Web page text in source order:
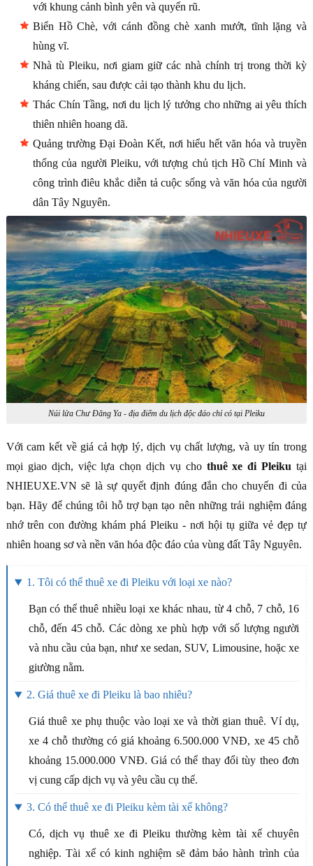
với khung cảnh bình yên và quyến rũ.
Biển Hồ Chè, với cánh đồng chè xanh mướt, tĩnh lặng và
hùng vĩ.
Nhà tù Pleiku, nơi giam giữ các nhà chính trị trong thời kỳ
kháng chiến, sau được cải tạo thành khu du lịch.
Thác Chín Tầng, nơi du lịch lý tưởng cho những ai yêu thích
thiên nhiên hoang dã.
Quảng trường Đại Đoàn Kết, nơi hiểu hết văn hóa và truyền
thống của người Pleiku, với tượng chủ tịch Hồ Chí Minh và
công trình điêu khắc diễn tả cuộc sống và văn hóa của người
dân Tây Nguyên.
Núi lửa Chư Đăng Ya - địa điểm du lịch độc đáo chỉ có tại Pleiku
Với cam kết về giá cả hợp lý, dịch vụ chất lượng, và uy tín trong
mọi giao dịch, việc lựa chọn dịch vụ cho thuê xe đi Pleiku tại
NHIEUXE.VN sẽ là sự quyết định đúng đắn cho chuyến đi của
bạn. Hãy để chúng tôi hỗ trợ bạn tạo nên những trải nghiệm đáng
nhớ trên con đường khám phá Pleiku - nơi hội tụ giữa vẻ đẹp tự
nhiên hoang sơ và nền văn hóa độc đáo của vùng đất Tây Nguyên.
1. Tôi có thể thuê xe đi Pleiku với loại xe nào?
Bạn có thể thuê nhiều loại xe khác nhau, từ 4 chỗ, 7 chỗ, 16
chỗ, đến 45 chỗ. Các dòng xe phù hợp với số lượng người
và nhu cầu của bạn, như xe sedan, SUV, Limousine, hoặc xe
giường nằm.
2. Giá thuê xe đi Pleiku là bao nhiêu?
Giá thuê xe phụ thuộc vào loại xe và thời gian thuê. Ví dụ,
xe 4 chỗ thường có giá khoảng 6.500.000 VNĐ, xe 45 chỗ
khoảng 15.000.000 VNĐ. Giá có thể thay đổi tùy theo đơn
vị cung cấp dịch vụ và yêu cầu cụ thể.
3. Có thể thuê xe đi Pleiku kèm tài xế không?
Có, dịch vụ thuê xe đi Pleiku thường kèm tài xế chuyên
nghiệp. Tài xế có kinh nghiệm sẽ đảm bảo hành trình của